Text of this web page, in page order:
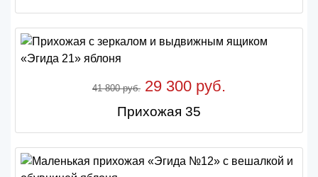
41 800 руб. 29 300 руб.
Прихожая 35